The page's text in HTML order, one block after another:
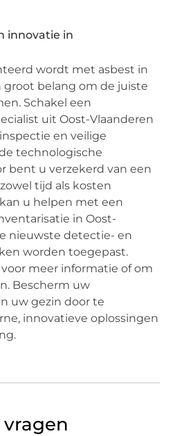
innovatie in
wordt met asbest in
groot belang om de juiste
Schakel een
uit Oost-Vlaanderen
en veilige
technologische
bent u verzekerd van een
tijd als kosten
kan u helpen met een
in Oost-
nieuwste detectie- en
worden toegepast.
meer informatie of om
Bescherm uw
uw gezin door te
innovatieve oplossingen